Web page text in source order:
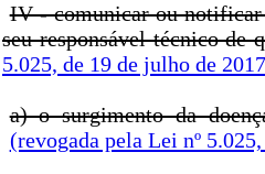
IV - comunicar ou
seu responsável técnico de
5.025, de 19 de julho de
a) o surgimento da
(revogada pela Lei nº